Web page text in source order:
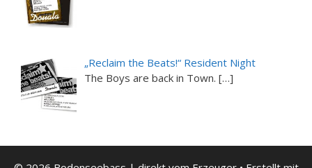
„Reclaim the Beats!“ Resident Night
The Boys are back in Town. […]